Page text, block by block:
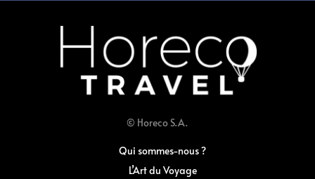
© Horeco S.A.
Qui sommes-nous ?
L’Art du Voyage